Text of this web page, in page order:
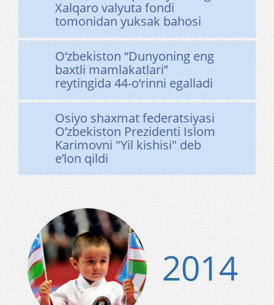
Xalqaro valyuta fondi
tomonidan yuksak bahosi
O‘zbekiston “Dunyoning eng
baxtli mamlakatlari”
reytingida 44-o‘rinni egalladi
Osiyo shaxmat federatsiyasi
O’zbekiston Prezidenti Islom
Karimovni "Yil kishisi" deb
e’lon qildi
2014